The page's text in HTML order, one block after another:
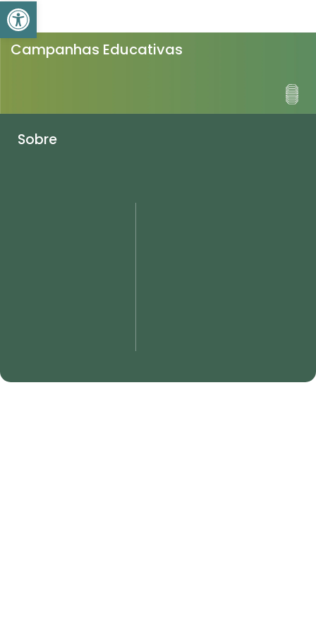
Barra de Ferramentas
Campanhas Educativas
Sobre